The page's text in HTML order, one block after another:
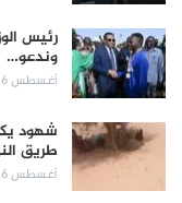
رئيس
وندعو…
أغسطس 6, 2026
طريق
أغسطس 6, 2026